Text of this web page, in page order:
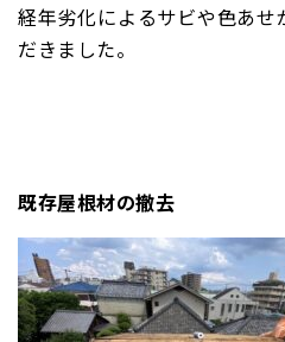
経年劣化によるサビや色あ
だきました。
既存屋根材の撤去